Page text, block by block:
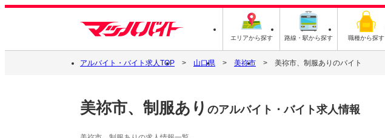
エリアから探す 路線・駅から探す 職種から探す
アルバイト・バイト求人TOP 山口県 美祢市 美祢市、制服ありのバイト
美祢市、制服あり のアルバイト・バイト求人情報